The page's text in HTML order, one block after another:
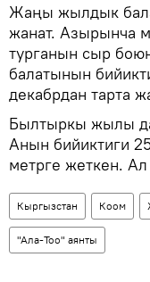
Жаңы жылдык
жанат. Азырынча
турганын сыр
балатынын
декабрдан тарта
Былтыркы жылы
Анын бийиктиги
метрге жеткен.
Кыргызстан Коом
"Ала-Тоо" аянты